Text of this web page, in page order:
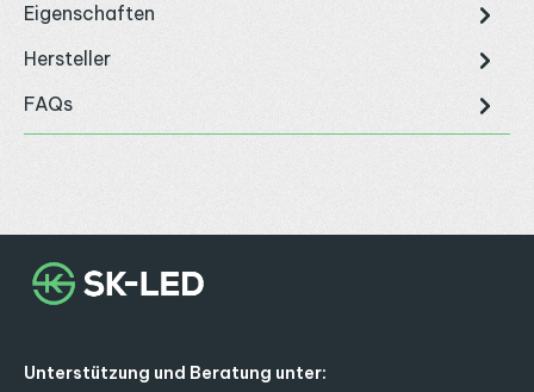
Eigenschaften
Hersteller
FAQs
Unterstützung und Beratung unter: